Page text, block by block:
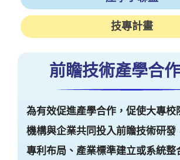
前瞻技術產學合
為有效促進產學合作，促使大專校
機構與企業共同投入前瞻技術研發
專利布局、產業標準建立或系統整